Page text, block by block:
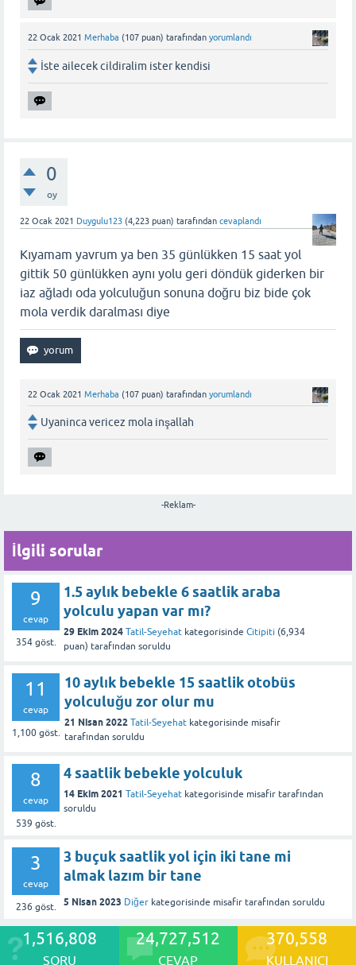
22 Ocak 2021 Merhaba (107 puan) tarafından yorumlandı
İste ailecek cildiralim ister kendisi
0
oy
22 Ocak 2021 Duygulu123 (4,223 puan) tarafından cevaplandı
Kıyamam yavrum ya ben 35 günlükken 15 saat yol
gittik 50 günlükken aynı yolu geri döndük giderken bir
iaz ağladı oda yolculuğun sonuna doğru biz bide çok
mola verdik daralması diye
22 Ocak 2021 Merhaba (107 puan) tarafından yorumlandı
Uyaninca vericez mola inşallah
-Reklam-
İlgili sorular
9
cevap
354göst.
1.5 aylık bebekle 6 saatlik araba
yolculu yapan var mı?
29 Ekim 2024 Tatil-Seyehat kategorisinde Citipiti (6,934
puan) tarafından soruldu
11
cevap
1,100 göst.
10 aylık bebekle 15 saatlik otobüs
yolculuğu zor olur mu
21 Nisan 2022 Tatil-Seyehat kategorisinde misafir
tarafından soruldu
8
cevap
539 göst.
4 saatlik bebekle yolculuk
14 Ekim 2021 Tatil-Seyehat kategorisinde misafir tarafından
soruldu
3
cevap
236 göst.
3 buçuk saatlik yol için iki tane mi
almak lazım bir tane
5 Nisan 2023 Diğer kategorisinde misafir tarafından soruldu
1,516,808
SORU
24,727,512
CEVAP
370,558
KULLANICI